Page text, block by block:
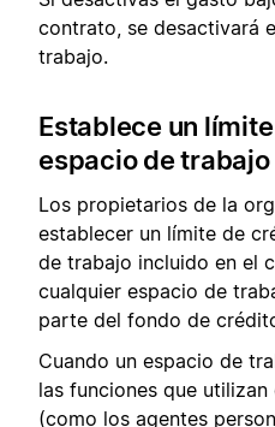
contrato, se desactivará
trabajo.
Establece un
espacio de trabajo
Los propietarios de la
establecer un límite de
de trabajo incluido en el
cualquier espacio de
parte del fondo de
Cuando un espacio de
las funciones que
(como los agentes